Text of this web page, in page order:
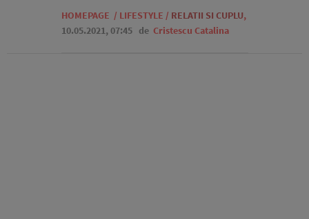
HOMEPAGE / LIFESTYLE / RELATII SI CUPLU,
10.05.2021, 07:45 de Cristescu Catalina